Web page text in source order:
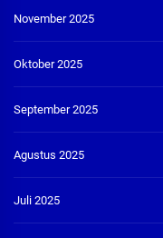
November 2025
Oktober 2025
September 2025
Agustus 2025
Juli 2025